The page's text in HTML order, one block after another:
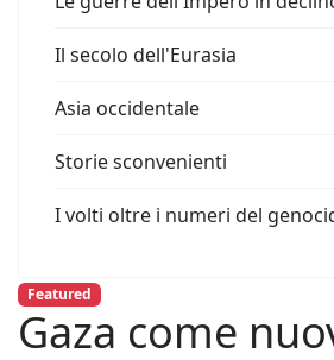
Il secolo dell'Eurasia
Asia occidentale
Storie sconvenienti
I volti oltre i numeri del
Featured
Gaza come